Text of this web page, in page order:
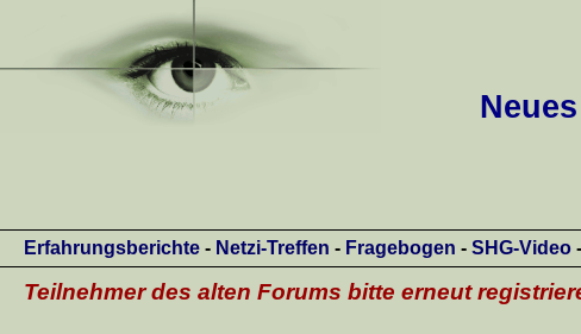
Erfahrungsberichte - Netzi-Treffen - Fragebogen - SHG-Video -
Teilnehmer des alten Forums bitte erneut